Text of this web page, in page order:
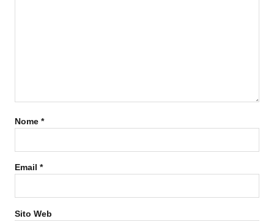
Nome *
Email *
Sito Web